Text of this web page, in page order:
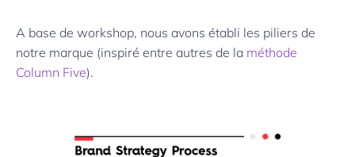
A base de workshop, nous avons établi les piliers de
notre marque (inspiré entre autres de la méthode
Column Five).